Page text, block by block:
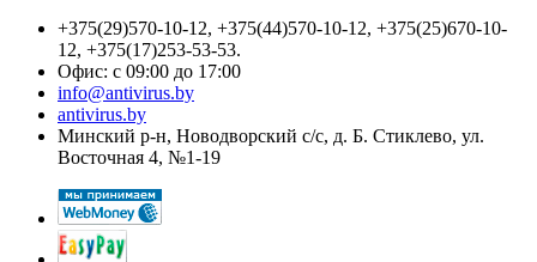
+375(29)570-10-12, +375(44)570-10-12, +375(25)670-10-
12, +375(17)253-53-53.
Офис: с 09:00 до 17:00
info@antivirus.by
antivirus.by
Минский р-н, Новодворский с/с, д. Б. Стиклево, ул.
Восточная 4, №1-19